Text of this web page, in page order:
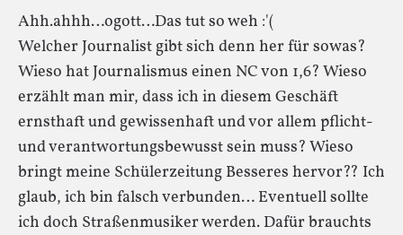
Ahh.ahhh…ogott…Das tut so weh :'(
Welcher Journalist gibt sich denn her für sowas?
Wieso hat Journalismus einen NC von 1,6? Wieso
erzählt man mir, dass ich in diesem Geschäft
ernsthaft und gewissenhaft und vor allem pflicht-
und verantwortungsbewusst sein muss? Wieso
bringt meine Schülerzeitung Besseres hervor?? Ich
glaub, ich bin falsch verbunden… Eventuell sollte
ich doch Straßenmusiker werden. Dafür brauchts